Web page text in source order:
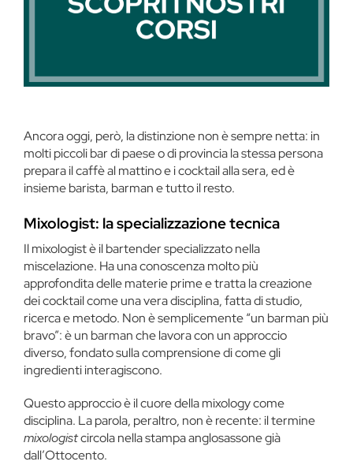
Ancora oggi, però, la distinzione non è sempre netta: in
molti piccoli bar di paese o di provincia la stessa persona
prepara il caffè al mattino e i cocktail alla sera, ed è
insieme barista, barman e tutto il resto.
Mixologist: la specializzazione tecnica
Il mixologist è il bartender specializzato nella
miscelazione. Ha una conoscenza molto più
approfondita delle materie prime e tratta la creazione
dei cocktail come una vera disciplina, fatta di studio,
ricerca e metodo. Non è semplicemente “un barman più
bravo”: è un barman che lavora con un approccio
diverso, fondato sulla comprensione di come gli
ingredienti interagiscono.
Questo approccio è il cuore della mixology come
disciplina. La parola, peraltro, non è recente: il termine
mixologistcircola nella stampa anglosassone già
dall’Ottocento.